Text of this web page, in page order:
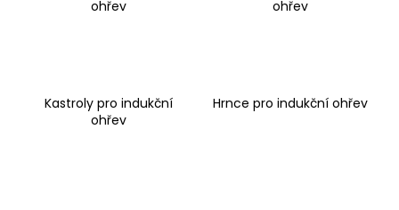
ohřev
ohřev
Kastroly pro indukční
ohřev
Hrnce pro indukční ohřev